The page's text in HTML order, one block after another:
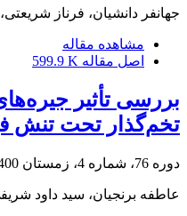
جهانفر دانشیان، فرناز
مشاهده مقاله
اصل مقاله 599.9 K
تخم‌گذار تحت تنش
دوره 76، شماره 4، زمستان 1400، صفحه
عاطفه برنجیان، سید داود